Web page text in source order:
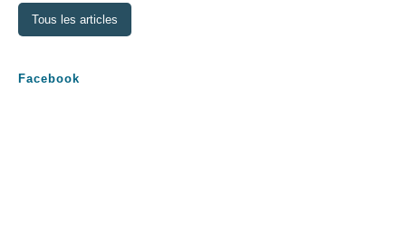
Tous les articles
Facebook